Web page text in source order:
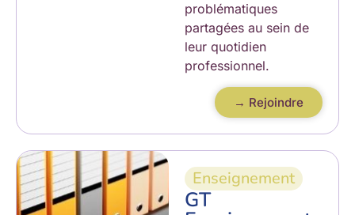
problématiques
partagées au sein de
leur quotidien
professionnel.
→ Rejoindre
Enseignement
GT